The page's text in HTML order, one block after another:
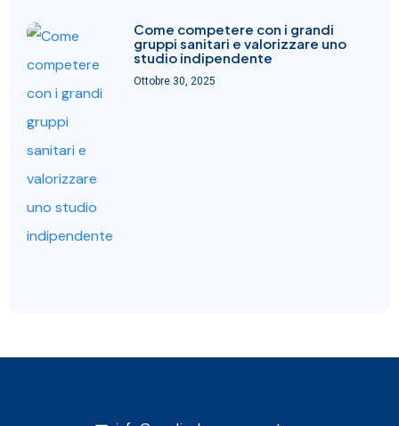
Come competere con i grandi
gruppi sanitari e valorizzare uno
studio indipendente
Ottobre 30, 2025